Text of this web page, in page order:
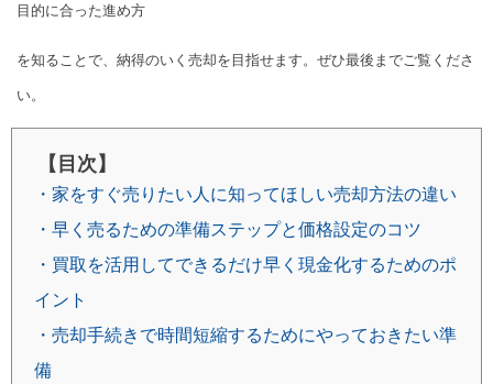
目的に合った進め方
を知ることで、納得のいく売却を目指せます。ぜひ最後までご覧くださ
い。
【目次】
・家をすぐ売りたい人に知ってほしい売却方法の違い
・早く売るための準備ステップと価格設定のコツ
・買取を活用してできるだけ早く現金化するためのポ
イント
・売却手続きで時間短縮するためにやっておきたい準
備